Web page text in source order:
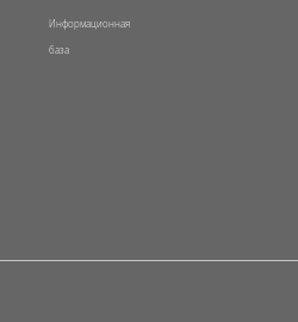
Информационная
база